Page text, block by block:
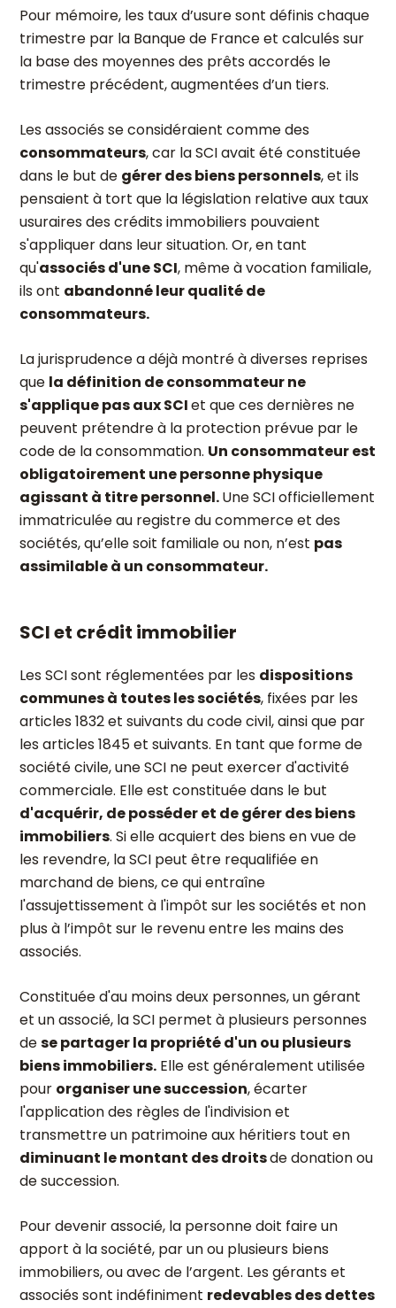
Pour mémoire, les taux d’usure sont définis chaque
trimestre par la Banque de France et calculés sur
la base des moyennes des prêts accordés le
trimestre précédent, augmentées d’un tiers.
Les associés se considéraient comme des
consommateurs, car la SCI avait été constituée
dans le but de gérer des biens personnels, et ils
pensaient à tort que la législation relative aux taux
usuraires des crédits immobiliers pouvaient
s'appliquer dans leur situation. Or, en tant
qu'associés d'une SCI, même à vocation familiale,
ils ont abandonné leur qualité de
consommateurs.
La jurisprudence a déjà montré à diverses reprises
que la définition de consommateur ne
s'applique pas aux SCIet que ces dernières ne
peuvent prétendre à la protection prévue par le
code de la consommation. Un consommateur est
obligatoirement une personne physique
agissant à titre personnel.Une SCI officiellement
immatriculée au registre du commerce et des
sociétés, qu’elle soit familiale ou non, n’est pas
assimilable à un consommateur.
SCI et crédit immobilier
Les SCI sont réglementées par les dispositions
communes à toutes les sociétés, fixées par les
articles 1832 et suivants du code civil, ainsi que par
les articles 1845 et suivants. En tant que forme de
société civile, une SCI ne peut exercer d'activité
commerciale. Elle est constituée dans le but
d'acquérir, de posséder et de gérer des biens
immobiliers. Si elle acquiert des biens en vue de
les revendre, la SCI peut être requalifiée en
marchand de biens, ce qui entraîne
l'assujettissement à l'impôt sur les sociétés et non
plus à l’impôt sur le revenu entre les mains des
associés.
Constituée d'au moins deux personnes, un gérant
et un associé, la SCI permet à plusieurs personnes
dese partager la propriété d'un ou plusieurs
biens immobiliers. Elle est généralement utilisée
pour organiser une succession, écarter
l'application des règles de l'indivision et
transmettre un patrimoine aux héritiers tout en
diminuant le montant des droitsde donation ou
de succession.
Pour devenir associé, la personne doit faire un
apport à la société, par un ou plusieurs biens
immobiliers, ou avec de l’argent. Les gérants et
associés sont indéfiniment redevables des dettes